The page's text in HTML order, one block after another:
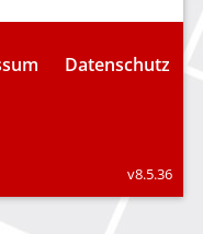
Datenschutz
v8.5.36